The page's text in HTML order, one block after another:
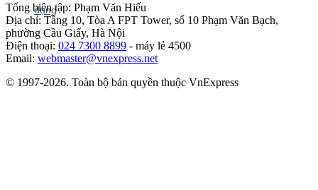
Tổng biên tập: Phạm Văn Hiếu
Địa chỉ: Tầng 10, Tòa A FPT Tower, số 10 Phạm Văn Bạch,
phường Cầu Giấy, Hà Nội
Điện thoại: 024 7300 8899 - máy lẻ 4500
Email: webmaster@vnexpress.net
© 1997-2026. Toàn bộ bản quyền thuộc VnExpress